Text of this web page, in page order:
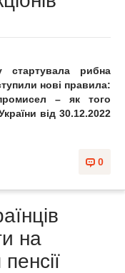
стартувала рибна
нові правила:
– як того
від 30.12.2022
0
на